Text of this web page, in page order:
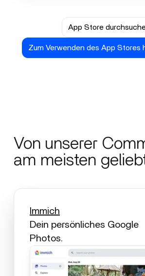
App Store
Zum Verwenden des App Stores
Von unserer
am meisten
Immich
Dein persönliches Google
Photos.